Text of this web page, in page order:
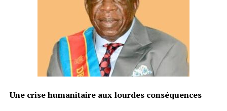
Une crise humanitaire aux lourdes conséquences